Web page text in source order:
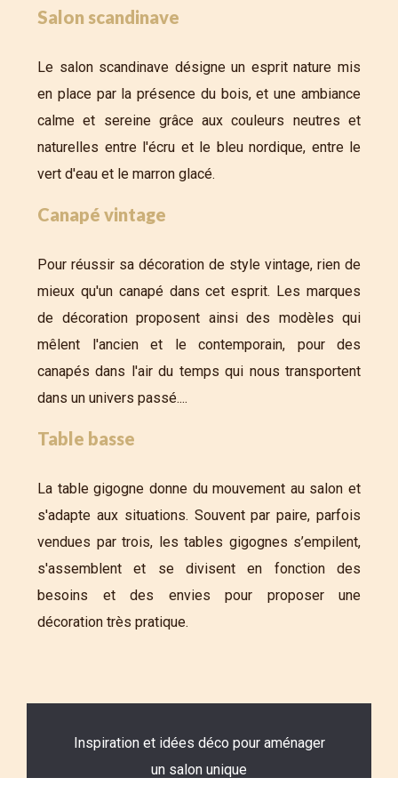
Salon scandinave
Le salon scandinave désigne un esprit nature mis
en place par la présence du bois, et une ambiance
calme et sereine grâce aux couleurs neutres et
naturelles entre l'écru et le bleu nordique, entre le
vert d'eau et le marron glacé.
Canapé vintage
Pour réussir sa décoration de style vintage, rien de
mieux qu'un canapé dans cet esprit. Les marques
de décoration proposent ainsi des modèles qui
mêlent l'ancien et le contemporain, pour des
canapés dans l'air du temps qui nous transportent
dans un univers passé....
Table basse
La table gigogne donne du mouvement au salon et
s'adapte aux situations. Souvent par paire, parfois
vendues par trois, les tables gigognes s’empilent,
s'assemblent et se divisent en fonction des
besoins et des envies pour proposer une
décoration très pratique.
Inspiration et idées déco pour aménager
un salon unique